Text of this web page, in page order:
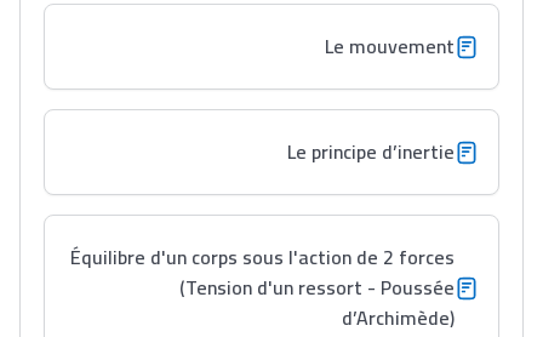
Le mouvement
Le principe d’inertie
Équilibre d'un corps sous l'action de 2 forces
(Tension d'un ressort - Poussée
d’Archimède)